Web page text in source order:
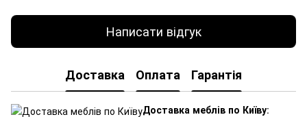
Написати відгук
Доставка Оплата Гарантія
Доставка меблів по Київу: